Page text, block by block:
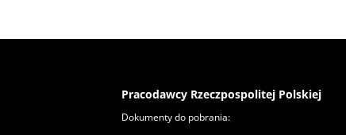
Pracodawcy Rzeczpospolitej Polskiej
Dokumenty do pobrania: